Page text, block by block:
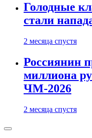
Голодные
стали
2 месяца спустя
Россиянин
миллиона
ЧМ-2026
2 месяца спустя